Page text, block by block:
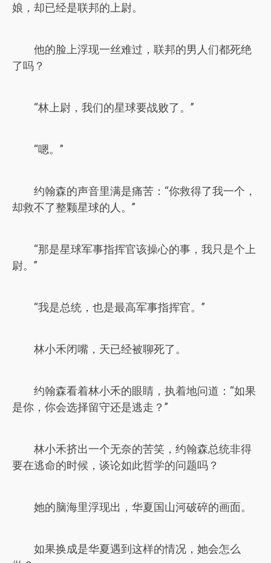
娘，却已经是联邦的上尉。
他的脸上浮现一丝难过，联邦的男人们都死绝
了吗？
“林上尉，我们的星球要战败了。”
“嗯。”
约翰森的声音里满是痛苦：“你救得了我一个，
却救不了整颗星球的人。”
“那是星球军事指挥官该操心的事，我只是个上
尉。”
“我是总统，也是最高军事指挥官。”
林小禾闭嘴，天已经被聊死了。
约翰森看着林小禾的眼睛，执着地问道：“如果
是你，你会选择留守还是逃走？”
林小禾挤出一个无奈的苦笑，约翰森总统非得
要在逃命的时候，谈论如此哲学的问题吗？
她的脑海里浮现出，华夏国山河破碎的画面。
如果换成是华夏遇到这样的情况，她会怎么